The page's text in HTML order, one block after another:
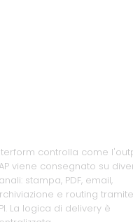
controlla come
viene consegnato su
stampa, PDF, email,
e routing tramite
La logica di delivery è